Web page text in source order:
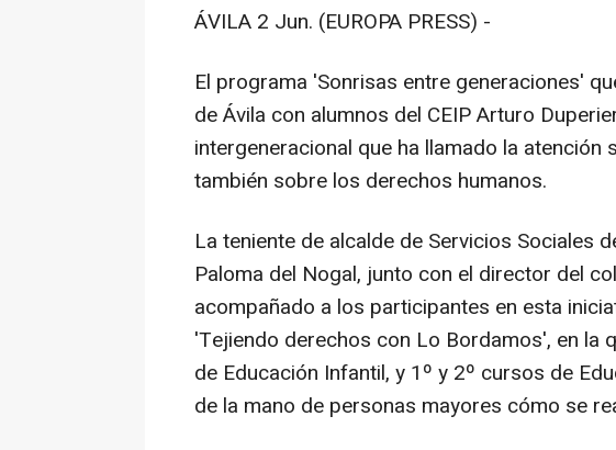
ÁVILA 2 Jun. (EUROPA PRESS) -
El programa 'Sonrisas entre generaciones'
de Ávila con alumnos del CEIP Arturo
intergeneracional que ha llamado la atención
también sobre los derechos humanos.
La teniente de alcalde de Servicios Sociales
Paloma del Nogal, junto con el director del
acompañado a los participantes en esta
'Tejiendo derechos con Lo Bordamos', en la
de Educación Infantil, y 1º y 2º cursos de
de la mano de personas mayores cómo se